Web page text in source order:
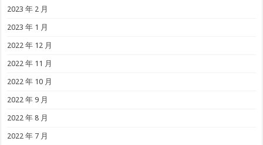
2023 年 2 月
2023 年 1 月
2022 年 12 月
2022 年 11 月
2022 年 10 月
2022 年 9 月
2022 年 8 月
2022 年 7 月